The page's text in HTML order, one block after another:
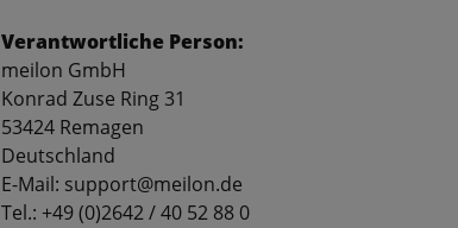
Verantwortliche Person:
meilon GmbH
Konrad Zuse Ring 31
53424 Remagen
Deutschland
E-Mail: support@meilon.de
Tel.: +49 (0)2642 / 40 52 88 0